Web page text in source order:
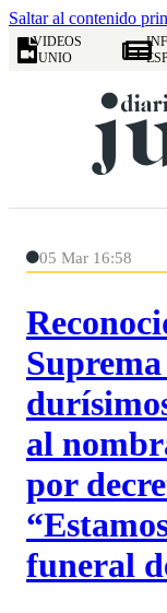
Saltar al contenido
VIDEOS
JUNIO
05 Mar 16:58
al
por
funeral